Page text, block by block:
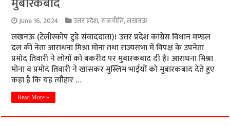
June 16, 2024 उत्तर प्रदेश,राजनीति,लखनऊ
लखनऊ (टेलीस्कोप टुडे संवाददाता)। उत्तर प्रदेश कांग्रेस विधान मण्डल
दल की नेता आराधना मिश्रा मोना तथा राज्यसभा में विपक्ष के उपनेता
प्रमोद तिवारी ने लोगों को बकरीद पर मुबारकबाद दी है। आराधना मिश्रा
मोना व प्रमोद तिवारी ने खासकर मुस्लिम भाईयों को मुबारकबाद देते हुए
कहा है कि यह त्यौहार …
Read More »